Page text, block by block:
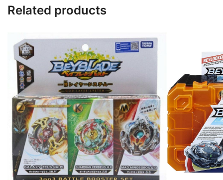
Related products